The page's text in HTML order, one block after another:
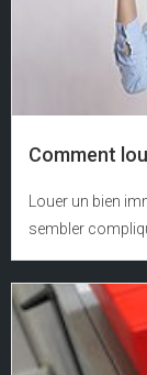
Comment
Louer un bien
sembler